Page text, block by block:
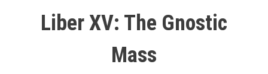
Liber XV: The Gnostic
Mass